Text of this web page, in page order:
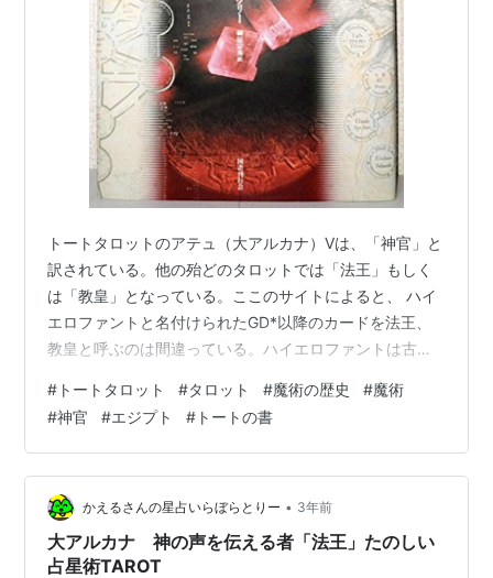
トートタロットのアテュ（大アルカナ）Ⅴは、「神官」と
訳されている。他の殆どのタロットでは「法王」もしく
は「教皇」となっている。ここのサイトによると、 ハイ
エロファントと名付けられたGD*以降のカードを法王、
教皇と呼ぶのは間違っている。ハイエロファントは古く
者の一人に与えられる尊称である。 *Golden Dawn＝黄
金の夜明け団アレイスター・クロウリー（トートタロッ
ト監修者）『トートの書』には、 トートの書 作者:アレ
イスター クロウリー 国書刊行会 Amazon P.50 元来、
（司祭冠〈ティアラ〉をかぶった姿で表される）オシリ
スを表してい…
# トートタロット #タロット #魔術の歴史 #魔術
#神官 #エジプト # トートの書
かえるさんの星占いらぼらとりー • 3年前
大アルカナ 神の声を伝える者「法王」たのしい
占星術TAROT